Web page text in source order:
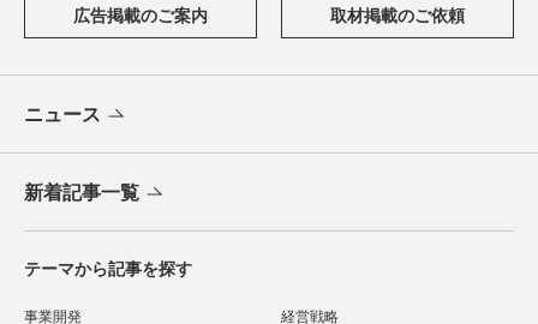
広告掲載のご案内 取材掲載のご依頼
ニュース
新着記事一覧
テーマから記事を探す
事業開発 経営戦略